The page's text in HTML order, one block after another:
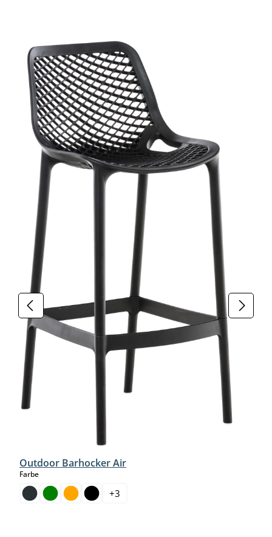
Outdoor Barhocker Air
Farbeauswählen
+3